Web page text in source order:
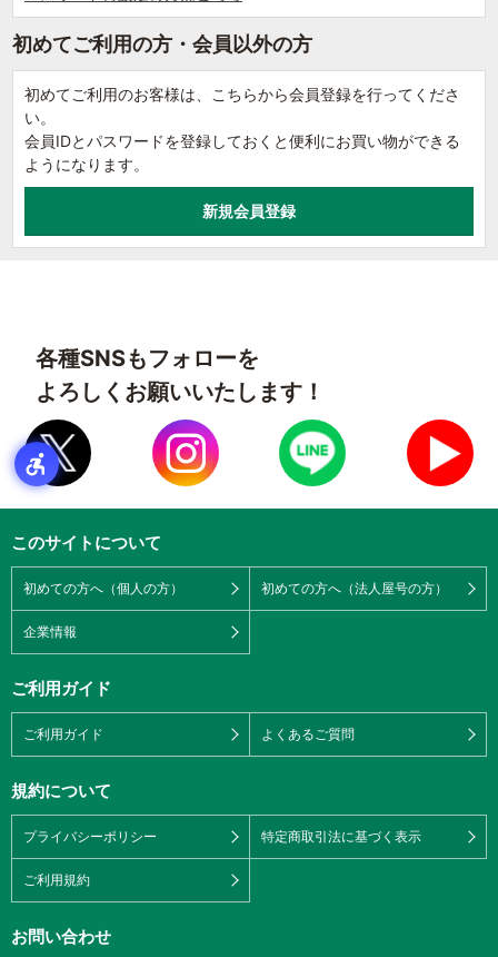
初めてご利用の方・会員以外の方
初めてご利用のお客様は、こちらから会員登録を行ってくださ
い。
会員IDとパスワードを登録しておくと便利にお買い物ができる
ようになります。
各種SNSもフォローを
よろしくお願いいたします！
このサイトについて
初めての方へ（個人の方） 初めての方へ（法人屋号の方）
企業情報
ご利用ガイド
ご利用ガイド よくあるご質問
規約について
プライバシーポリシー 特定商取引法に基づく表示
ご利用規約
お問い合わせ